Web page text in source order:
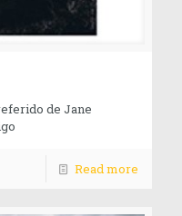
de Jane
Read more